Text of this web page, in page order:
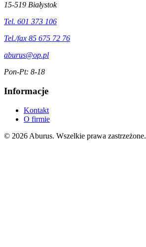
15-519 Białystok
Tel. 601 373 106
Tel./fax 85 675 72 76
aburus@op.pl
Pon-Pt: 8-18
Informacje
Kontakt
O firmie
© 2026 Aburus. Wszelkie prawa zastrzeżone.